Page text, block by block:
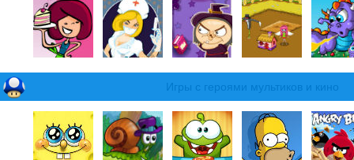
Игры с героями мультиков и кино